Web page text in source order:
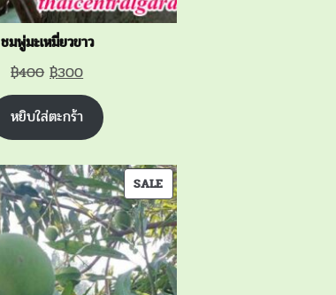
ชมพู่มะเหมี่ยวขาว
฿400 Original
price
was:
฿400.
฿300Current
price
is:
฿300.
หยิบใส่ตะกร้า
SALEPRODUCT
ON
SALE